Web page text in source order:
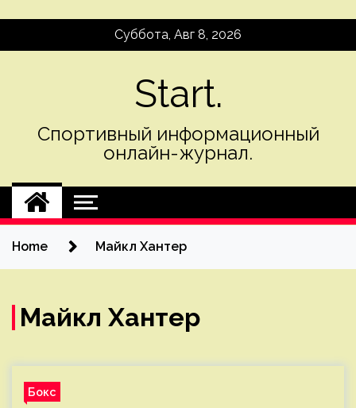
Суббота, Авг 8, 2026
Start.
Спортивный информационный
онлайн-журнал.
Home Майкл Хантер
Майкл Хантер
Бокс